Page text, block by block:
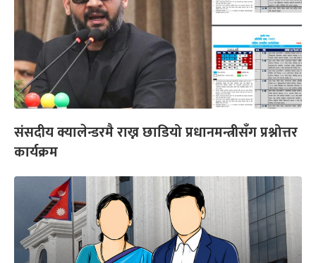
संसदीय क्यालेन्डरमै राख्न छाडियो प्रधानमन्त्रीसँग प्रश्नोत्तर
कार्यक्रम